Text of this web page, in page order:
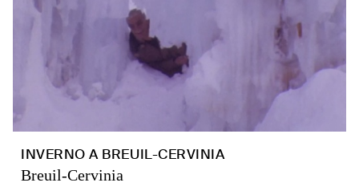
INVERNO A BREUIL-CERVINIA
Breuil-Cervinia